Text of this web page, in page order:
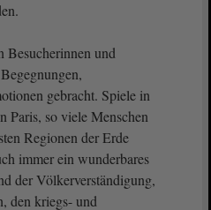
Besucherinnen und
gebracht. Spiele in
Paris, so viele Menschen
Regionen der Erde
immer ein wunderbares
der Völkerverständigung,
den kriegs- und